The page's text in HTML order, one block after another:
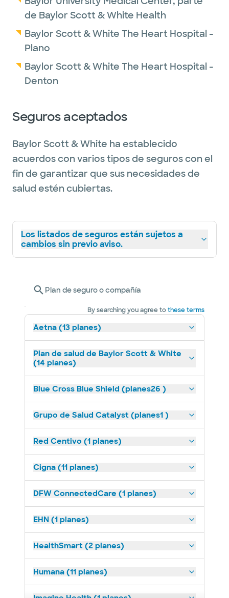
de Baylor Scott & White Health
Baylor Scott & White The Heart Hospital -
Plano
Baylor Scott & White The Heart Hospital -
Denton
Seguros aceptados
Baylor Scott & White ha establecido
acuerdos con varios tipos de seguros con el
fin de garantizar que sus necesidades de
salud estén cubiertas.
Los listados de seguros están sujetos a
cambios sin previo aviso.
Plan de seguro o compañía
By searching you agree tothese terms
Aetna (13 planes)
Plan de salud de Baylor Scott & White
(14 planes)
Blue Cross Blue Shield (planes26 )
Grupo de Salud Catalyst (planes1 )
Red Centivo (1 planes)
Cigna (11 planes)
DFW ConnectedCare (1 planes)
EHN (1 planes)
HealthSmart (2 planes)
Humana (11 planes)